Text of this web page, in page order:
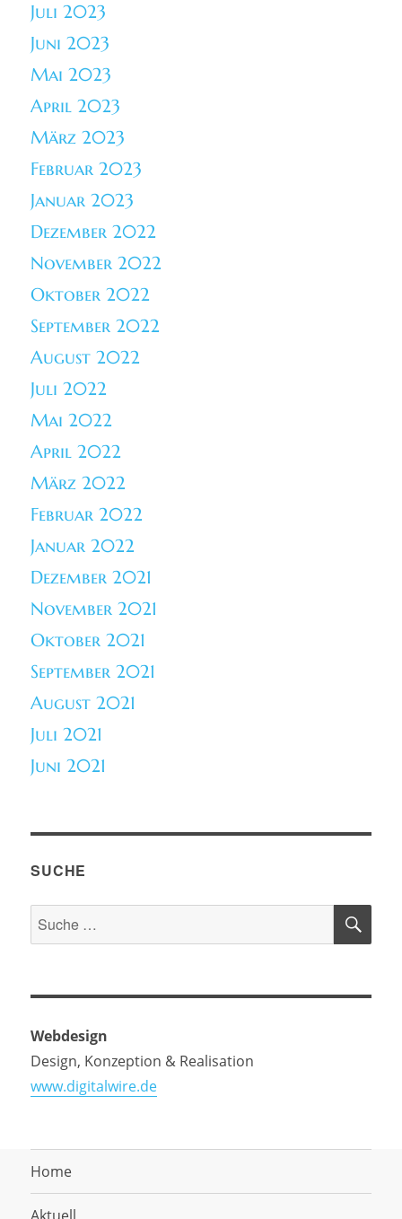
Juli 2023
Juni 2023
Mai 2023
April 2023
März 2023
Februar 2023
Januar 2023
Dezember 2022
November 2022
Oktober 2022
September 2022
August 2022
Juli 2022
Mai 2022
April 2022
März 2022
Februar 2022
Januar 2022
Dezember 2021
November 2021
Oktober 2021
September 2021
August 2021
Juli 2021
Juni 2021
SUCHE
Suche
nach:
Webdesign
Design, Konzeption & Realisation
www.digitalwire.de
Home
Aktuell